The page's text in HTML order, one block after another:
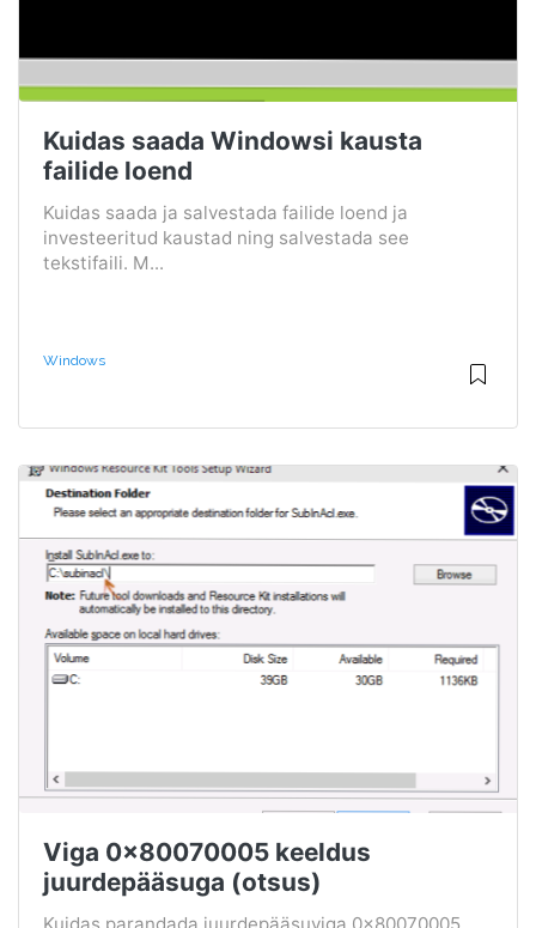
Kuidas saada Windowsi kausta
failide loend
Kuidas saada ja salvestada failide loend ja
investeeritud kaustad ning salvestada see
tekstifaili. M...
Windows
Viga 0x80070005 keeldus
juurdepääsuga (otsus)
Kuidas parandada juurdepääsuviga 0x80070005